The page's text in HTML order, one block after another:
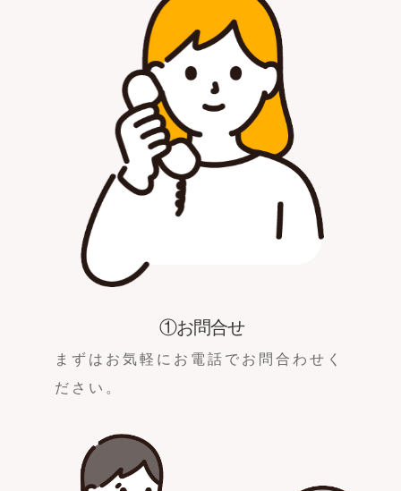
①お問合せ
まずはお気軽にお電話でお問合わせく
ださい。